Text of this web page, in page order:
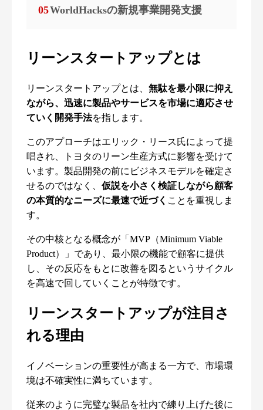
05WorldHacksの新規事業開発支援
リーンスタートアップとは
リーンスタートアップとは、 無駄を最小限に抑え
ながら、迅速に製品やサービスを市場に適応させ
ていく開発手法を指します。
このアプローチはエリック・リース氏によって提
唱され、トヨタのリーン生産方式に影響を受けて
います。製品開発の前にビジネスモデルを確定さ
せるのではなく、 仮説を小さく検証しながら顧客
の本質的なニーズに最速で近づく ことを重視しま
す。
その中核となる概念が「MVP（Minimum Viable
Product）」であり、最小限の機能で顧客に提供
し、その反応をもとに改善を図るというサイクル
を高速で回していくことが特徴です。
リーンスタートアップが注目さ
れる理由
イノベーションの重要性が高まる一方で、市場環
境は不確実性に満ちています。
従来のように完璧な製品を社内で練り上げた後に